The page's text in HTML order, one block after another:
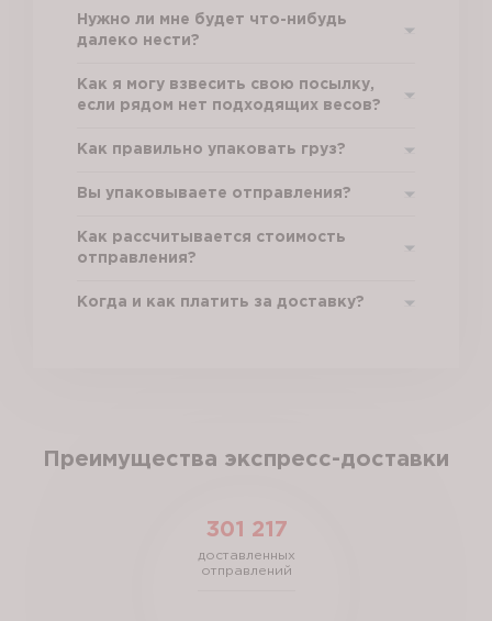
Нужно ли мне будет что-нибудь
далеко нести?
Как я могу взвесить свою посылку,
если рядом нет подходящих весов?
Как правильно упаковать груз?
Вы упаковываете отправления?
Как рассчитывается стоимость
отправления?
Когда и как платить за доставку?
Преимущества экспресс-доставки
301 217
доставленных
отправлений